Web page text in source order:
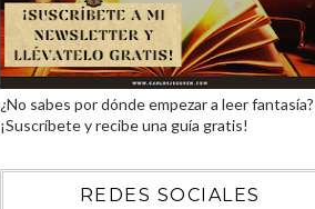
¿No sabes por dónde empezar a leer fantasía?
¡Suscríbete y recibe una guía gratis!
REDES SOCIALES